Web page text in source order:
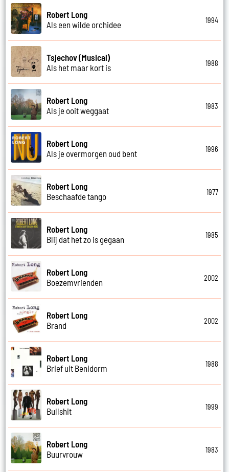
Robert Long
Als een wilde orchidee
1994
Tsjechov (Musical)
Als het maar kort is
1988
Robert Long
Als je ooit weggaat
1983
Robert Long
Als je overmorgen oud bent
1996
Robert Long
Beschaafde tango
1977
Robert Long
Blij dat het zo is gegaan
1985
Robert Long
Boezemvrienden
2002
Robert Long
Brand
2002
Robert Long
Brief uit Benidorm
1988
Robert Long
Bullshit
1999
Robert Long
Buurvrouw
1983